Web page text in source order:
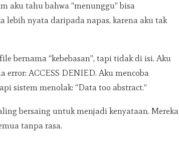
aku tahu bahwa “menunggu” bisa
lebih nyata daripada napas, karena aku tak
bernama “kebebasan”, tapi tidak di isi. Aku
error: ACCESS DENIED. Aku mencoba
sistem menolak: “Data too abstract.”
bersaing untuk menjadi kenyataan. Mereka
tanpa rasa.